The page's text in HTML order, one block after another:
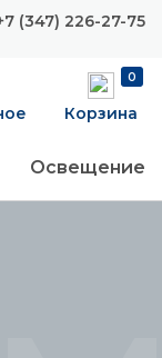
(347) 226-27-75
0
Корзина
Освещение